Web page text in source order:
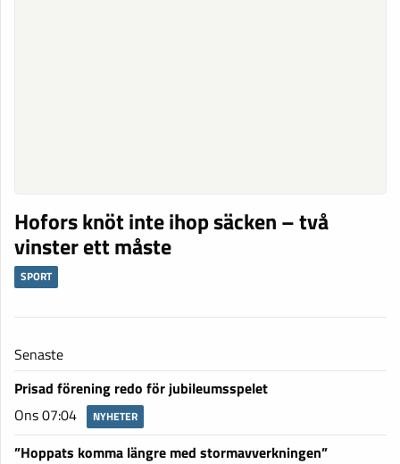
Hofors knöt inte ihop säcken – två
vinster ett måste
SPORT
Senaste
Prisad förening redo för jubileumsspelet
Ons 07:04
NYHETER
”Hoppats komma längre med stormavverkningen”